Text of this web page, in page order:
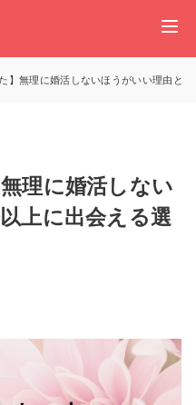
】無理に婚活しないほうがいい理由と
理に婚活しない
上に出会える選